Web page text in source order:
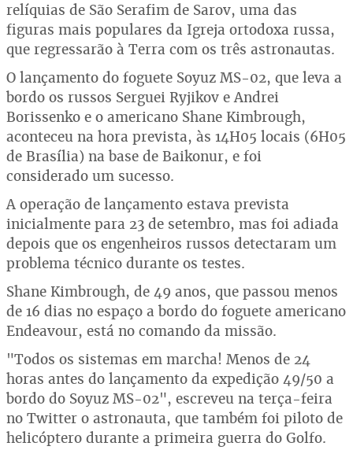
relíquias de São Serafim de Sarov, uma das
figuras mais populares da Igreja ortodoxa russa,
que regressarão à Terra com os três astronautas.
O lançamento do foguete Soyuz MS-02, que leva a
bordo os russos Serguei Ryjikov e Andrei
Borissenko e o americano Shane Kimbrough,
aconteceu na hora prevista, às 14H05 locais (6H05
de Brasília) na base de Baikonur, e foi
considerado um sucesso.
A operação de lançamento estava prevista
inicialmente para 23 de setembro, mas foi adiada
depois que os engenheiros russos detectaram um
problema técnico durante os testes.
Shane Kimbrough, de 49 anos, que passou menos
de 16 dias no espaço a bordo do foguete americano
Endeavour, está no comando da missão.
"Todos os sistemas em marcha! Menos de 24
horas antes do lançamento da expedição 49/50 a
bordo do Soyuz MS-02", escreveu na terça-feira
no Twitter o astronauta, que também foi piloto de
helicóptero durante a primeira guerra do Golfo.